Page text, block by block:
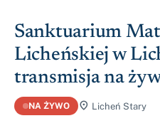
Sanktuarium
Licheńskiej w
transmisja na
NA ŻYWO  Licheń Stary